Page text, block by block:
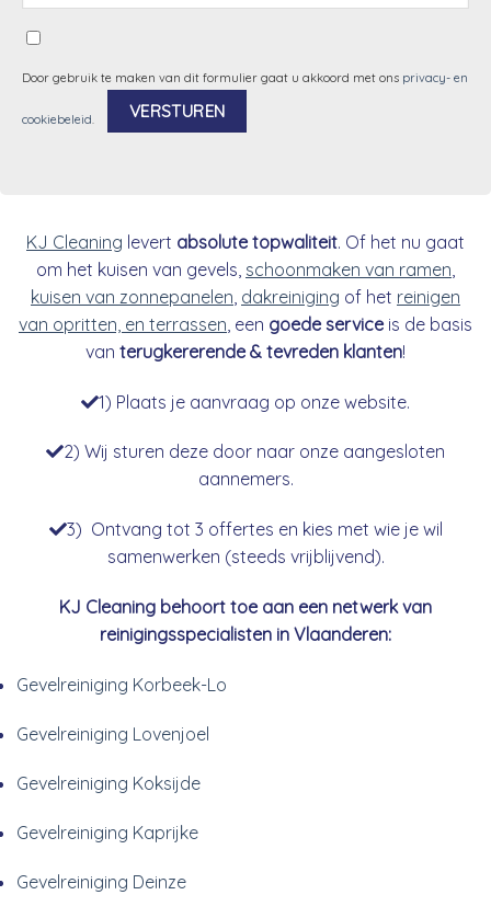
Door gebruik te maken van dit formulier gaat u akkoord met ons privacy- en
cookiebeleid.
KJ Cleaning levert absolute topwaliteit. Of het nu gaat
om het kuisen van gevels, schoonmaken van ramen
kuisen van zonnepanelen dakreiniging of het reinigen
van opritten, en terrassen , een goede serviceis de basis
van terugkererende & tevreden klanten!
1) Plaats je aanvraag op onze website.
2) Wij sturen deze door naar onze aangesloten
aannemers.
3) Ontvang tot 3 offertes en kies met wie je wil
samenwerken (steeds vrijblijvend).
KJ Cleaning behoort toe aan een netwerk van
reinigingsspecialisten in Vlaanderen:
Gevelreiniging Korbeek-Lo
Gevelreiniging Lovenjoel
Gevelreiniging Koksijde
Gevelreiniging Kaprijke
Gevelreiniging Deinze